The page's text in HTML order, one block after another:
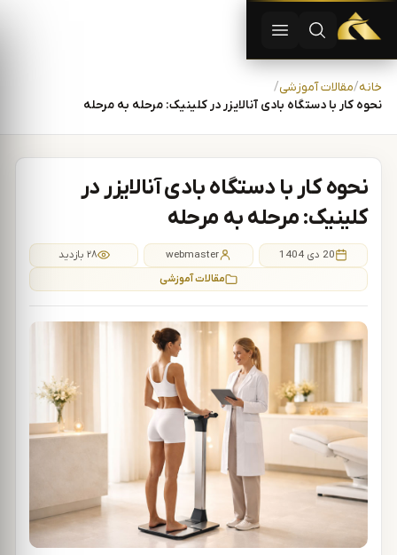
پرش به محتوا
دستگاه لیزر موهای زاید | دستگاه لاغری | آفرودیت لیزر —
باز کردن جستجو
باز کردن منو
خانه مقالات آموزشی
نحوه کار با دستگاه بادی آنالایزر در کلینیک: مرحله به مرحله
نحوه کار با دستگاه بادی آنالایزر در
کلینیک: مرحله به مرحله
20 دی 1404 webmaster
۲۸ بازدید
مقالات آموزشی